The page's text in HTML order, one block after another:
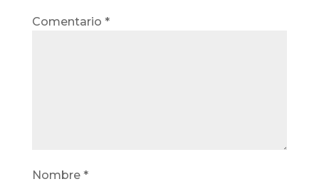
Comentario *
Nombre *